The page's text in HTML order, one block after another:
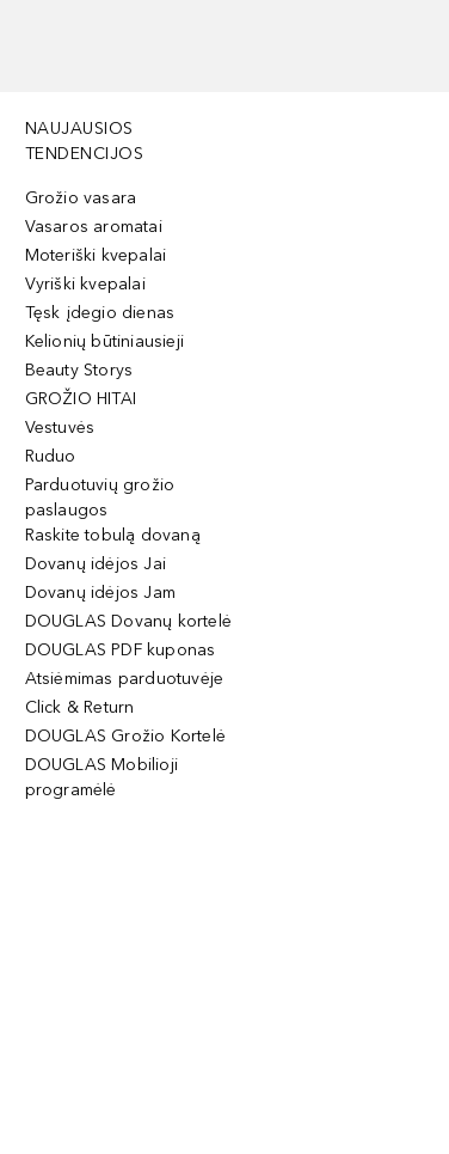
NAUJAUSIOS
TENDENCIJOS
Grožio vasara
Vasaros aromatai
Moteriški kvepalai
Vyriški kvepalai
Tęsk įdegio dienas
Kelionių būtiniausieji
Beauty Storys
GROŽIO HITAI
Vestuvės
Ruduo
Parduotuvių grožio
paslaugos
Raskite tobulą dovaną
Dovanų idėjos Jai
Dovanų idėjos Jam
DOUGLAS Dovanų kortelė
DOUGLAS PDF kuponas
Atsiėmimas parduotuvėje
Click & Return
DOUGLAS Grožio Kortelė
DOUGLAS Mobilioji
programėlė